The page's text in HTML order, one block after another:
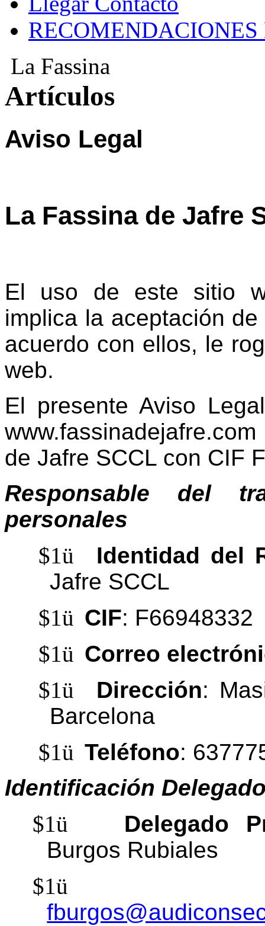
La Fassina
Artículos
Aviso Legal
La Fassina de Jafre
El uso de este sitio
implica la aceptación
acuerdo con ellos, le
web.
El presente Aviso
de Jafre SCCL con CIF
Responsable del
personales
$1ü
Identidad del
Jafre SCCL
$1ü CIF: F66948332
$1ü Correo
$1ü Dirección:
Barcelona
$1ü Teléfono:
Identificación
$1ü
Delegado
Burgos Rubiales
$1ü